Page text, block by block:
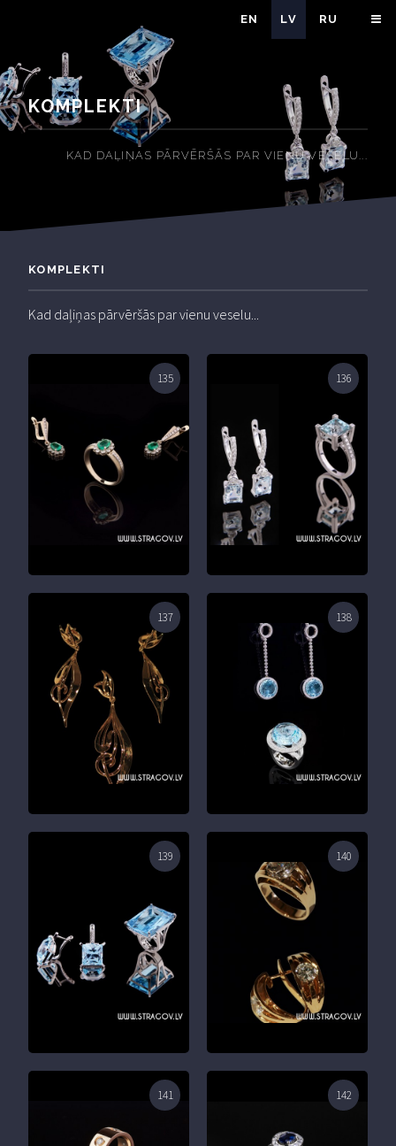
EN LV RU
KOMPLEKTI
KAD DAĻIŅAS PĀRVĒRŠĀS PAR VIENU VESELU...
KOMPLEKTI
Kad daļiņas pārvēršās par vienu veselu...
135 136
137 138
139 140
141 142